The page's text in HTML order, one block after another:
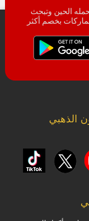
الحين وتبحث
بخصم أكثر
الذهبي